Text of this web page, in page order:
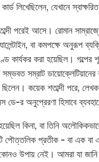
লিখেছিলেন, যেখানে
পরেই আসে। রোমান
বা কমপক্ষে অনুরূপ
কার্যকর করা হয়েছিল। গল্পের
সম্ভবত সম্রাট
ছিলেন। কয়েক শতাব্দী পরে,
ডে-র অনুপ্রেরণা হিসাবে
কিনা, বা তিনি
পৌত্তলিক প্রতীক - বা এক বা
কোনও উপায় নেই। আমরা যা